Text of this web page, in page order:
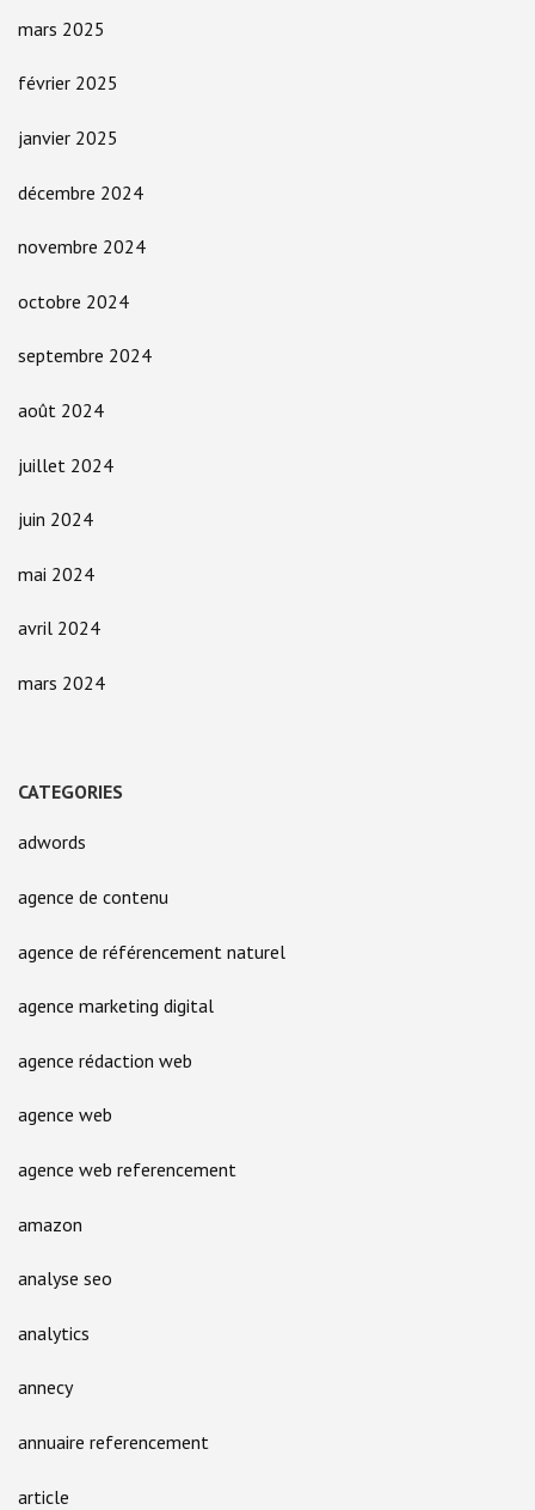
mars 2025
février 2025
janvier 2025
décembre 2024
novembre 2024
octobre 2024
septembre 2024
août 2024
juillet 2024
juin 2024
mai 2024
avril 2024
mars 2024
CATEGORIES
adwords
agence de contenu
agence de référencement naturel
agence marketing digital
agence rédaction web
agence web
agence web referencement
amazon
analyse seo
analytics
annecy
annuaire referencement
article